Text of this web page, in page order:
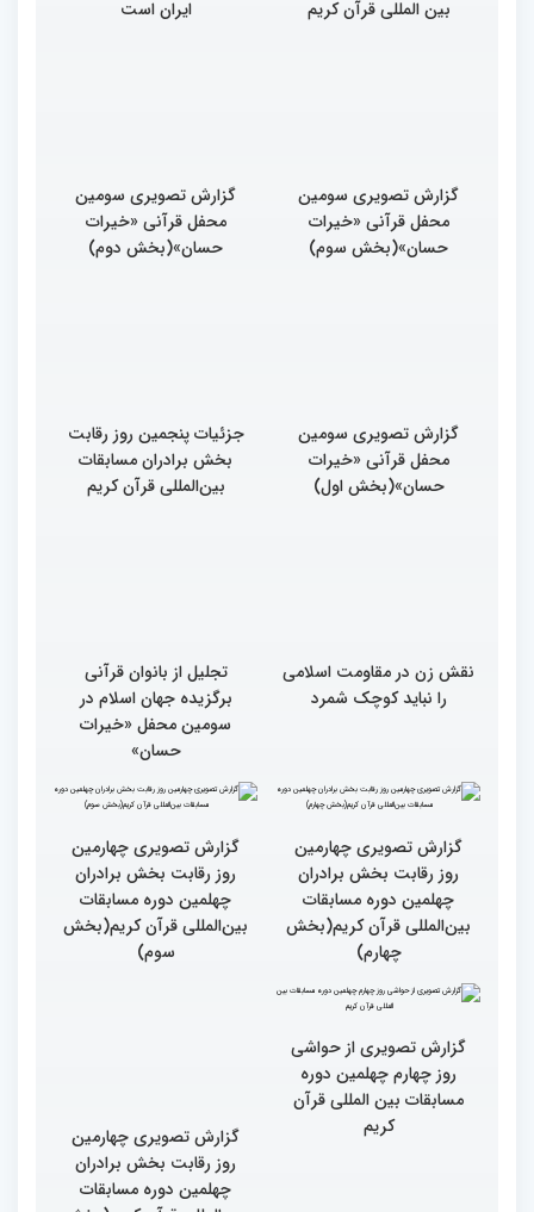
بین المللی قرآن کریم ایران است
گزارش تصویری سومین
محفل قرآنی «خیرات
حسان»(بخش سوم)
گزارش تصویری سومین
محفل قرآنی «خیرات
حسان»(بخش دوم)
گزارش تصویری سومین
محفل قرآنی «خیرات
حسان»(بخش اول)
جزئیات پنجمین روز رقابت
بخش برادران مسابقات
بین‌المللی قرآن کریم
نقش زن در مقاومت اسلامی
را نباید کوچک شمرد
تجلیل از بانوان قرآنی
برگزیده جهان اسلام در
سومین محفل «خیرات
حسان»
گزارش تصویری چهارمین
روز رقابت بخش برادران
چهلمین دوره مسابقات
بین‌المللی قرآن کریم(بخش
چهارم)
گزارش تصویری چهارمین
روز رقابت بخش برادران
چهلمین دوره مسابقات
بین‌المللی قرآن کریم(بخش
سوم)
گزارش تصویری از حواشی